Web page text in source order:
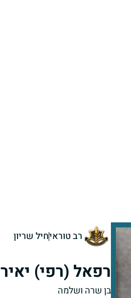
רב טוראיחיל שריון
רפאל (רפי) יאיר
בן שרה ושלמה